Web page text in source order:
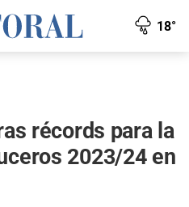
18°
récords para la
2023/24 en